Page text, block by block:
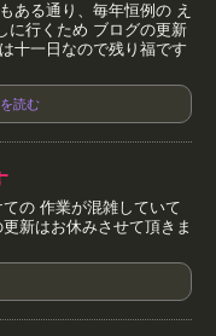
ある通り、毎年恒例の え
に行くため ブログの更新
十一日なので残り福です
読む
の 作業が混雑していて
新はお休みさせて頂きま